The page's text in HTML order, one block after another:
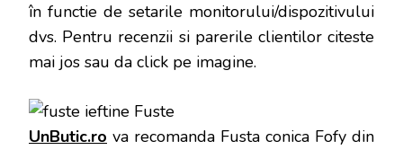
în functie de setarile monitorului/dispozitivului
dvs. Pentru recenzii si parerile clientilor citeste
mai jos sau da click pe imagine.
UnButic.ro va recomanda Fusta conica Fofy din